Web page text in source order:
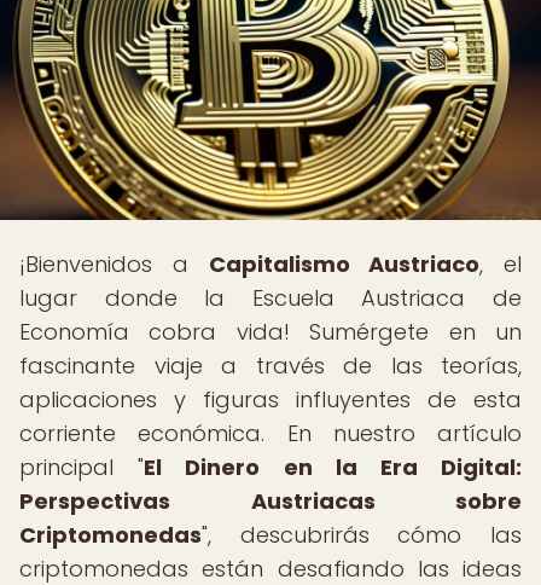
¡Bienvenidos a Capitalismo Austriaco, el
lugar donde la Escuela Austriaca de
Economía cobra vida! Sumérgete en un
fascinante viaje a través de las teorías,
aplicaciones y figuras influyentes de esta
corriente económica. En nuestro artículo
principal "El Dinero en la Era Digital:
Perspectivas Austriacas sobre
Criptomonedas", descubrirás cómo las
criptomonedas están desafiando las ideas